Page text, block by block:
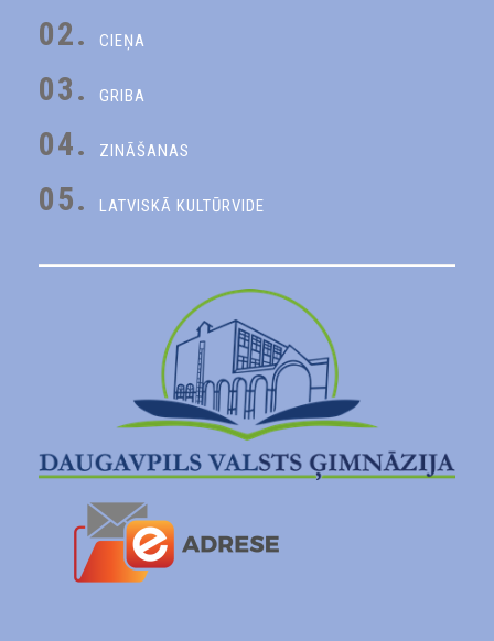
02. CIEŅA
03. GRIBA
04. ZINĀŠANAS
05. LATVISKĀ KULTŪRVIDE